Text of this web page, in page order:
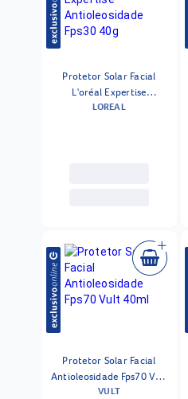
Protetor Solar Facial
L'oréal Expertise
Antioleosidade Fps30 40g
LOREAL
Protetor Solar Facial
Antioleosidade Fps70 Vult
40ml
VULT